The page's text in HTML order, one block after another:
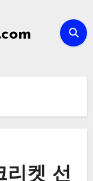
리켓 선